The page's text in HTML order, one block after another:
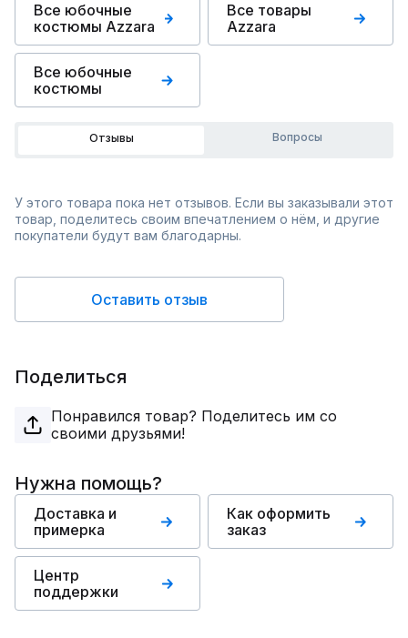
Все юбочные
костюмы Azzara
Все товары
Azzara
Все юбочные
костюмы
Отзывы Вопросы
У этого товара пока нет отзывов. Если вы заказывали этот
товар, поделитесь своим впечатлением о нём, и другие
покупатели будут вам благодарны.
Оставить отзыв
Поделиться
Понравился товар? Поделитесь им со
своими друзьями!
Нужна помощь?
Доставка и
примерка
Как оформить
заказ
Центр
поддержки